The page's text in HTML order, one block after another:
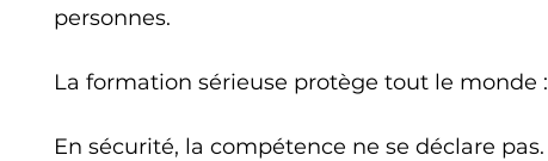
personnes.
La formation sérieuse protège tout le monde
En sécurité, la compétence ne se déclare pas.